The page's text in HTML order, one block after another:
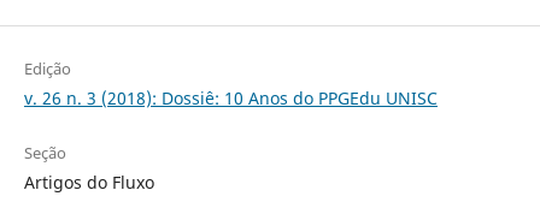
Edição
v. 26 n. 3 (2018): Dossiê: 10 Anos do PPGEdu UNISC
Seção
Artigos do Fluxo